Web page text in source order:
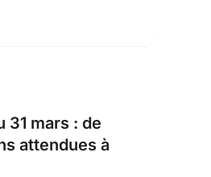
31 mars : de
attendues à